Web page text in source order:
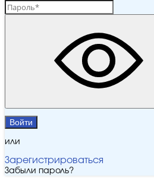
Войти
или
Зарегистрироваться
Забыли пароль?